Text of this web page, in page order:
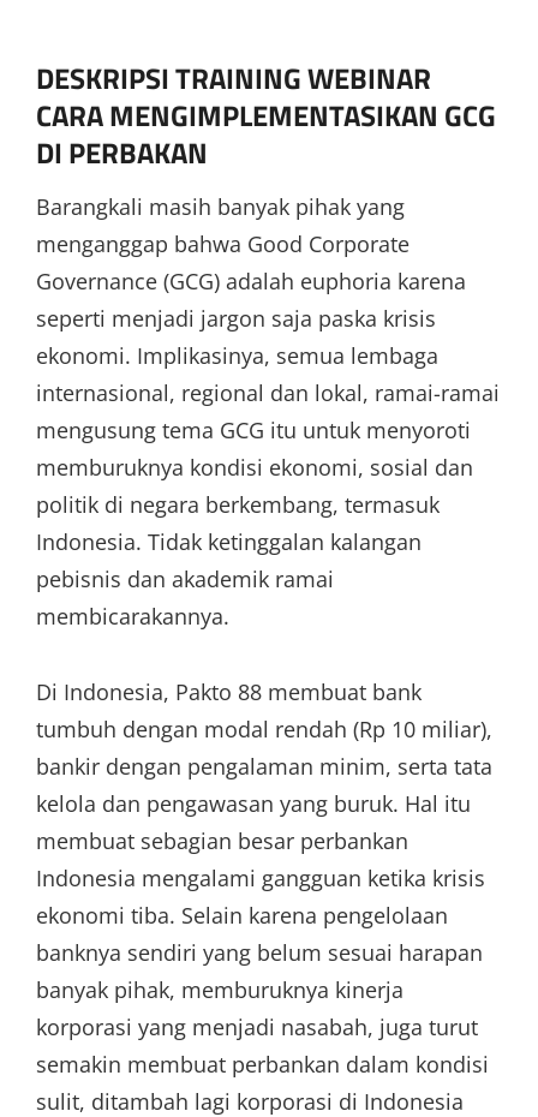
DESKRIPSI TRAINING WEBINAR
CARA MENGIMPLEMENTASIKAN GCG
DI PERBAKAN
Barangkali masih banyak pihak yang
menganggap bahwa Good Corporate
Governance (GCG) adalah euphoria karena
seperti menjadi jargon saja paska krisis
ekonomi. Implikasinya, semua lembaga
internasional, regional dan lokal, ramai-ramai
mengusung tema GCG itu untuk menyoroti
memburuknya kondisi ekonomi, sosial dan
politik di negara berkembang, termasuk
Indonesia. Tidak ketinggalan kalangan
pebisnis dan akademik ramai
membicarakannya.
Di Indonesia, Pakto 88 membuat bank
tumbuh dengan modal rendah (Rp 10 miliar),
bankir dengan pengalaman minim, serta tata
kelola dan pengawasan yang buruk. Hal itu
membuat sebagian besar perbankan
Indonesia mengalami gangguan ketika krisis
ekonomi tiba. Selain karena pengelolaan
banknya sendiri yang belum sesuai harapan
banyak pihak, memburuknya kinerja
korporasi yang menjadi nasabah, juga turut
semakin membuat perbankan dalam kondisi
sulit, ditambah lagi korporasi di Indonesia